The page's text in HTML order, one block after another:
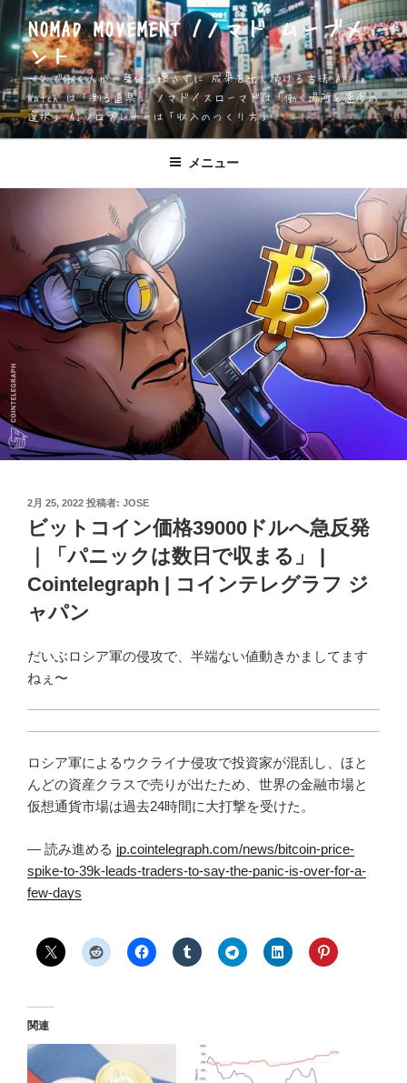
ン
テ
ン
ツ
へ
ス
NOMAD MOVEMENT /ノマド ムーブメ
ント
一人で働く人が、身体を壊さずに 成果を出し続ける方法 Apple
Watch は「測る道具」 ノマド／スローマドは「働く場所と速度の
選択」 AIソロプレナーは「収入のつくり方」
メニュー
投
稿
日:
2月 25, 2022 投稿者: JOSE
ビットコイン価格39000ドルへ急反発
｜「パニックは数日で収まる」 |
Cointelegraph | コインテレグラフ ジ
ャパン
だいぶロシア軍の侵攻で、半端ない値動きかましてます
ねぇ〜
ロシア軍によるウクライナ侵攻で投資家が混乱し、ほと
んどの資産クラスで売りが出たため、世界の金融市場と
仮想通貨市場は過去24時間に大打撃を受けた。
— 読み進める jp.cointelegraph.com/news/bitcoin-price-
spike-to-39k-leads-traders-to-say-the-panic-is-over-for-a-
few-days
関連